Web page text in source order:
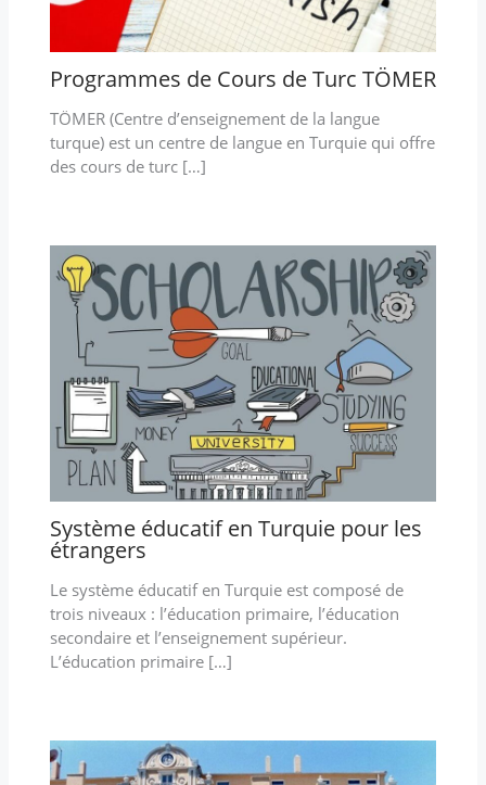
Programmes de Cours de Turc TÖMER
TÖMER (Centre d’enseignement de la langue
turque) est un centre de langue en Turquie qui offre
des cours de turc […]
Système éducatif en Turquie pour les
étrangers
Le système éducatif en Turquie est composé de
trois niveaux : l’éducation primaire, l’éducation
secondaire et l’enseignement supérieur.
L’éducation primaire […]